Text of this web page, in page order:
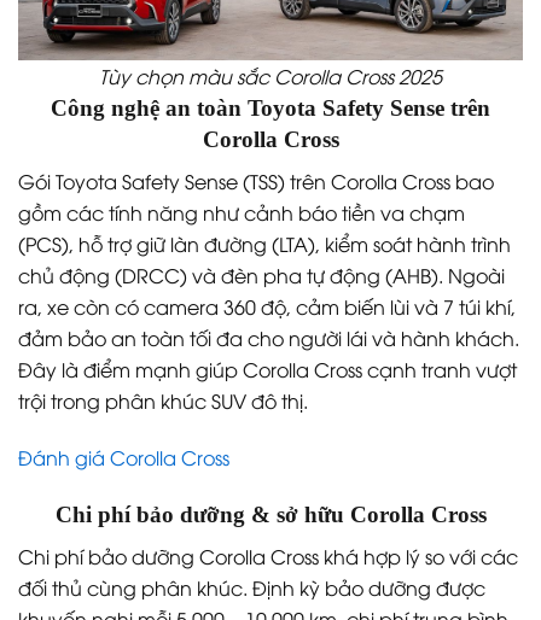
Tùy chọn màu sắc Corolla Cross 2025
Công nghệ an toàn Toyota Safety Sense trên
Corolla Cross
Gói Toyota Safety Sense (TSS) trên Corolla Cross bao
gồm các tính năng như cảnh báo tiền va chạm
(PCS), hỗ trợ giữ làn đường (LTA), kiểm soát hành trình
chủ động (DRCC) và đèn pha tự động (AHB). Ngoài
ra, xe còn có camera 360 độ, cảm biến lùi và 7 túi khí,
đảm bảo an toàn tối đa cho người lái và hành khách.
Đây là điểm mạnh giúp Corolla Cross cạnh tranh vượt
trội trong phân khúc SUV đô thị.
Đánh giá Corolla Cross
Chi phí bảo dưỡng & sở hữu Corolla Cross
Chi phí bảo dưỡng Corolla Cross khá hợp lý so với các
đối thủ cùng phân khúc. Định kỳ bảo dưỡng được